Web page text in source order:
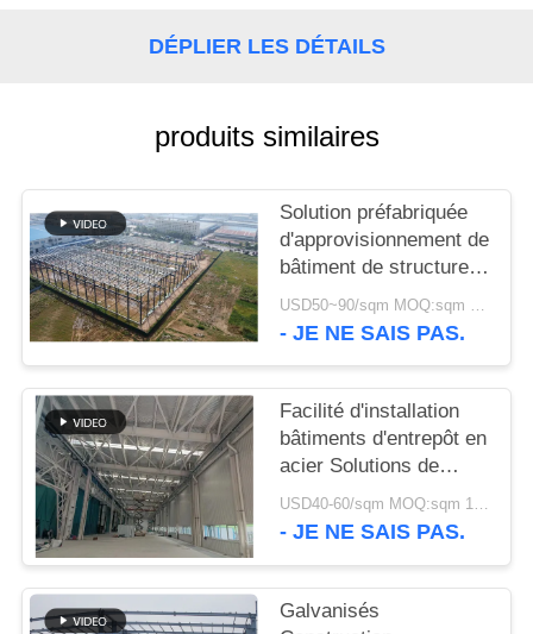
NOUVELLES
CAS
PLAN
DU
SITE
POLITIQUE
DE
CONFIDENTIALITÉ
DÉPLIER LES DÉTAILS
produits similaires
Solution préfabriquée
d'approvisionnement de
bâtiment de structure
métallique pour
l'industrie
USD50~90/sqm MOQ:sqm 1000
- JE NE SAIS PAS.
Facilité d'installation
bâtiments d'entrepôt en
acier Solutions de
stockage
respectueuses de
USD40-60/sqm MOQ:sqm 1000
- JE NE SAIS PAS.
Galvanisés